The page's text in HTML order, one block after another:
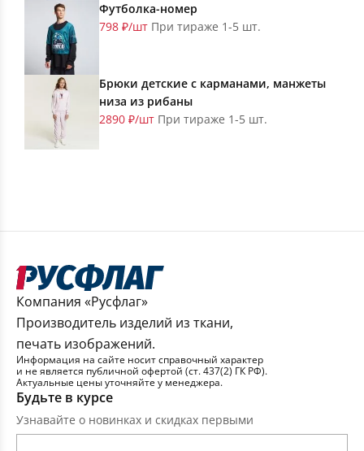
Футболка-номер
798 ₽/шт При тираже 1-5 шт.
Брюки детские с карманами, манжеты
низа из рибаны
2890 ₽/шт При тираже 1-5 шт.
Компания «Русфлаг»
Производитель изделий из ткани,
печать изображений.
Информация на сайте носит справочный характер
и не является публичной офертой (ст. 437(2) ГК РФ).
Актуальные цены уточняйте у менеджера.
Будьте в курсе
Узнавайте о новинках и скидках первыми